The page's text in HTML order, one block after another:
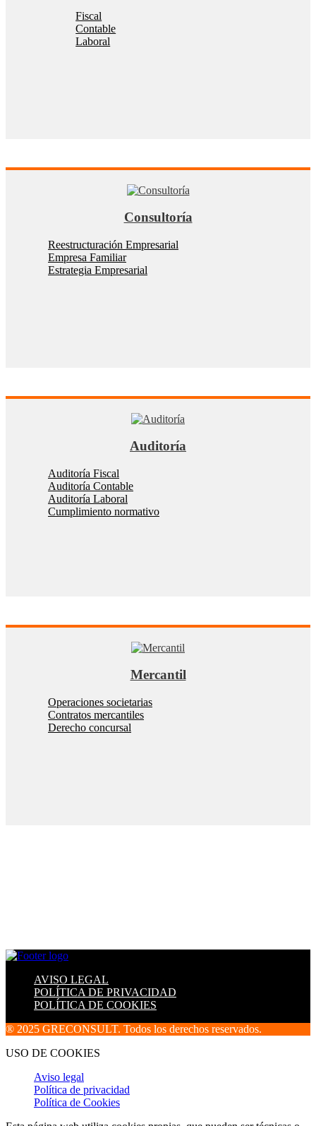
Fiscal
Contable
Laboral
Consultoría
Reestructuración Empresarial
Empresa Familiar
Estrategia Empresarial
Auditoría
Auditoría Fiscal
Auditoría Contable
Auditoría Laboral
Cumplimiento normativo
Mercantil
Operaciones societarias
Contratos mercantiles
Derecho concursal
AVISO LEGAL
POLÍTICA DE PRIVACIDAD
POLÍTICA DE COOKIES
® 2025 GRECONSULT. Todos los derechos reservados.
USO DE COOKIES
Aviso legal
Política de privacidad
Política de Cookies